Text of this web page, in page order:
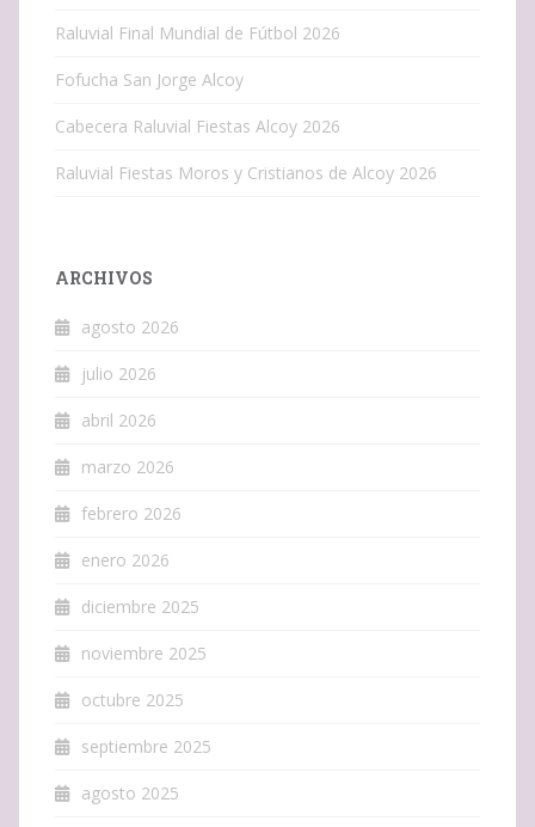
Raluvial Final Mundial de Fútbol 2026
Fofucha San Jorge Alcoy
Cabecera Raluvial Fiestas Alcoy 2026
Raluvial Fiestas Moros y Cristianos de Alcoy 2026
ARCHIVOS
agosto 2026
julio 2026
abril 2026
marzo 2026
febrero 2026
enero 2026
diciembre 2025
noviembre 2025
octubre 2025
septiembre 2025
agosto 2025